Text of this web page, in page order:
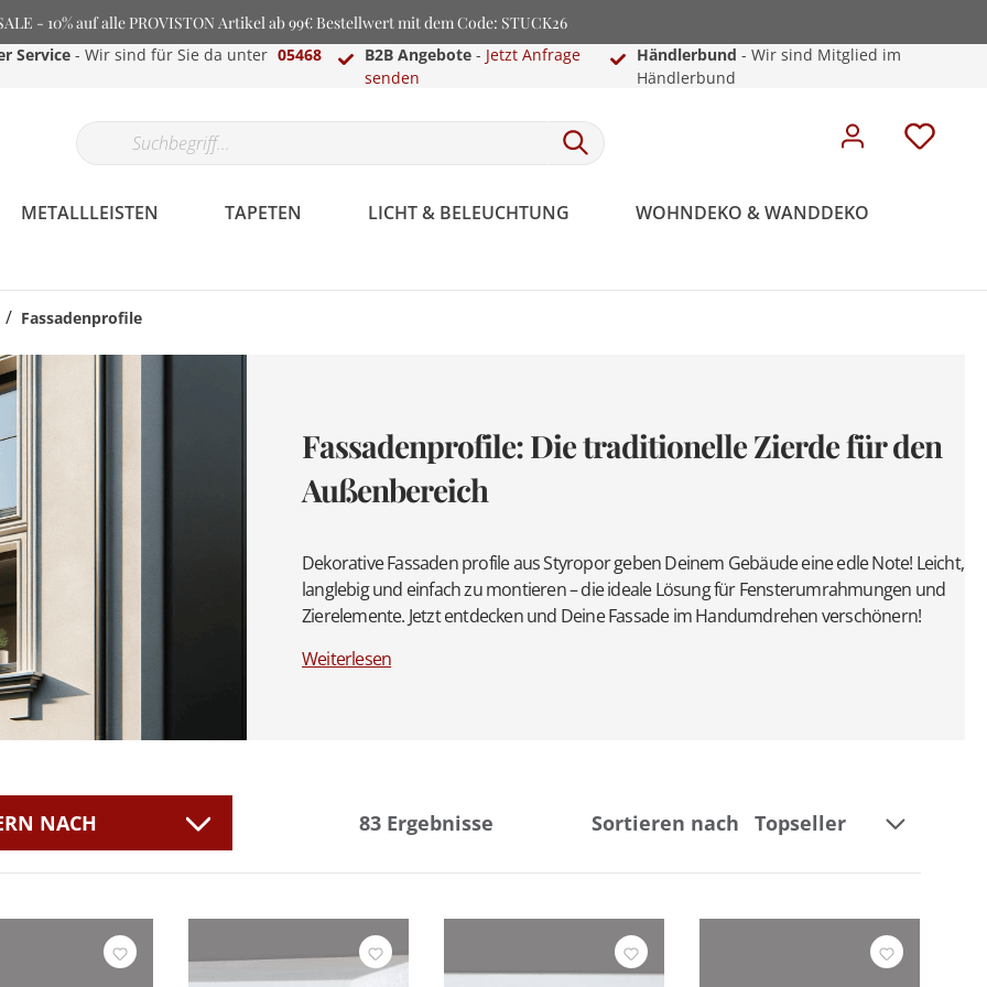
- 10% auf alle PROVISTON Artikel ab 99€ Bestellwert mit dem Code: STUCK26
Service - Wir sind für Sie da unter 05468
B2B Angebote- Jetzt Anfrage
senden
Händlerbund - Wir sind Mitglied im
Händlerbund
METALLLEISTEN TAPETEN LICHT & BELEUCHTUNG WOHNDEKO & WANDDEKO
/ Fassadenprofile
Fassadenprofile: Die traditionelle Zierde für den
Außenbereich
Dekorative Fassaden profile aus Styropor geben Deinem Gebäude eine edle Note! Leicht,
langlebig und einfach zu montieren – die ideale Lösung für Fensterumrahmungen und
Zierelemente. Jetzt entdecken und Deine Fassade im Handumdrehen verschönern!
Weiterlesen
NACH 83 Ergebnisse
Höhe Länge
Sortieren nach